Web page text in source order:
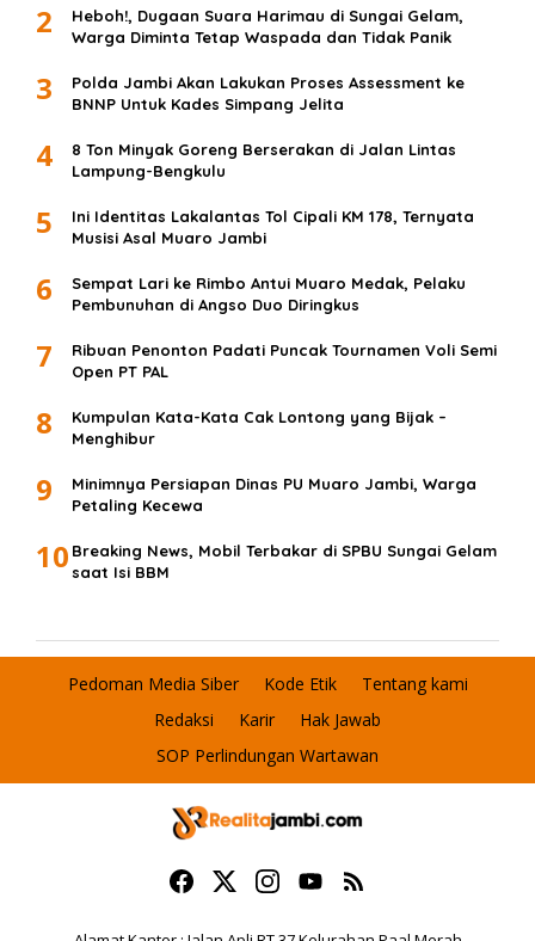
2
Heboh!, Dugaan Suara Harimau di Sungai Gelam,
Warga Diminta Tetap Waspada dan Tidak Panik
3
Polda Jambi Akan Lakukan Proses Assessment ke
BNNP Untuk Kades Simpang Jelita
4
8 Ton Minyak Goreng Berserakan di Jalan Lintas
Lampung-Bengkulu
5
Ini Identitas Lakalantas Tol Cipali KM 178, Ternyata
Musisi Asal Muaro Jambi
6
Sempat Lari ke Rimbo Antui Muaro Medak, Pelaku
Pembunuhan di Angso Duo Diringkus
7
Ribuan Penonton Padati Puncak Tournamen Voli Semi
Open PT PAL
8
Kumpulan Kata-Kata Cak Lontong yang Bijak –
Menghibur
9
Minimnya Persiapan Dinas PU Muaro Jambi, Warga
Petaling Kecewa
10 Breaking News, Mobil Terbakar di SPBU Sungai Gelam
saat Isi BBM
Pedoman Media Siber Kode Etik
Tentang kami
Redaksi
Karir
Hak Jawab
SOP Perlindungan Wartawan